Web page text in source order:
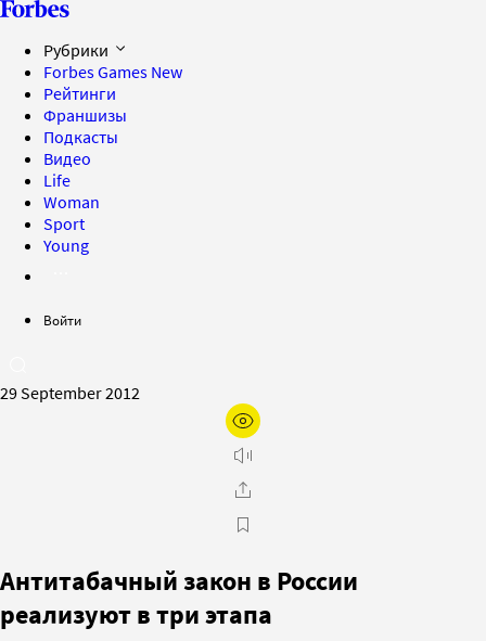
Рубрики
Forbes Games New
Рейтинги
Франшизы
Подкасты
Видео
Life
Woman
Sport
Young
Войти
29 September 2012
Антитабачный закон в России
реализуют в три этапа